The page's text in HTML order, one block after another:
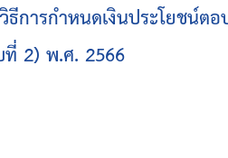
การกำหนดเงินประโยชน์
2) พ.ศ. 2566